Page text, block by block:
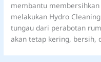
membantu
melakukan Hydro
tungau dari perabotan
akan tetap kering, bersih,